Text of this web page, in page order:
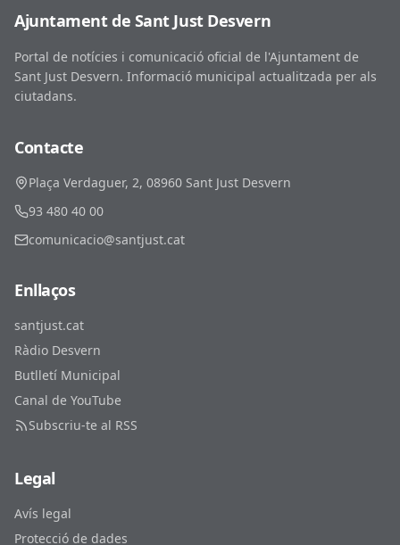
Ajuntament de Sant Just Desvern
Portal de notícies i comunicació oficial de l'Ajuntament de
Sant Just Desvern. Informació municipal actualitzada per als
ciutadans.
Contacte
Plaça Verdaguer, 2, 08960 Sant Just Desvern
93 480 40 00
comunicacio@santjust.cat
Enllaços
santjust.cat
Ràdio Desvern
Butlletí Municipal
Canal de YouTube
Subscriu-te al RSS
Legal
Avís legal
Protecció de dades